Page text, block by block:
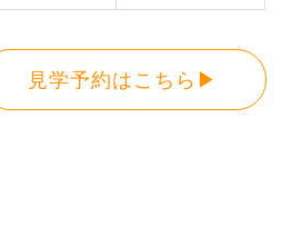
見学予約はこちら▶